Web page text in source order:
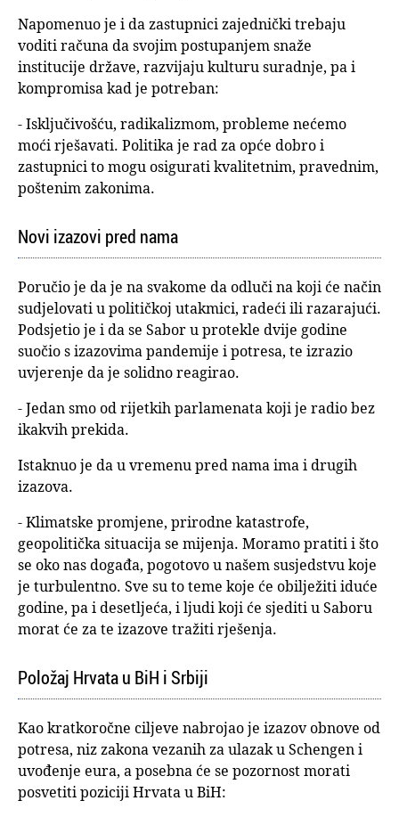
Napomenuo je i da zastupnici zajednički trebaju
voditi računa da svojim postupanjem snaže
institucije države, razvijaju kulturu suradnje, pa i
kompromisa kad je potreban:
- Isključivošću, radikalizmom, probleme nećemo
moći rješavati. Politika je rad za opće dobro i
zastupnici to mogu osigurati kvalitetnim, pravednim,
poštenim zakonima.
Novi izazovi pred nama
Poručio je da je na svakome da odluči na koji će način
sudjelovati u političkoj utakmici, radeći ili razarajući.
Podsjetio je i da se Sabor u protekle dvije godine
suočio s izazovima pandemije i potresa, te izrazio
uvjerenje da je solidno reagirao.
- Jedan smo od rijetkih parlamenata koji je radio bez
ikakvih prekida.
Istaknuo je da u vremenu pred nama ima i drugih
izazova.
- Klimatske promjene, prirodne katastrofe,
geopolitička situacija se mijenja. Moramo pratiti i što
se oko nas događa, pogotovo u našem susjedstvu koje
je turbulentno. Sve su to teme koje će obilježiti iduće
godine, pa i desetljeća, i ljudi koji će sjediti u Saboru
morat će za te izazove tražiti rješenja.
Položaj Hrvata u BiH i Srbiji
Kao kratkoročne ciljeve nabrojao je izazov obnove od
potresa, niz zakona vezanih za ulazak u Schengen i
uvođenje eura, a posebna će se pozornost morati
posvetiti poziciji Hrvata u BiH: